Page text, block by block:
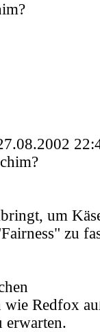
um
zu
wie Redfox
erwarten.